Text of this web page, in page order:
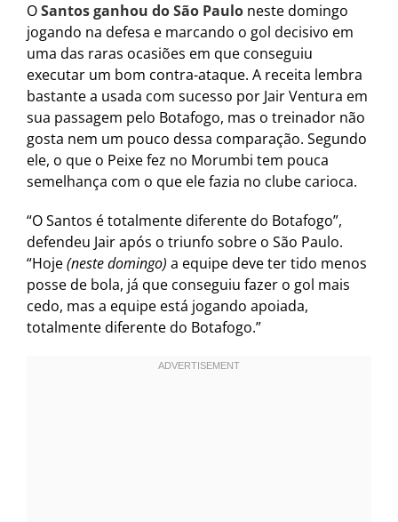
OSantos ganhou do São Paulo neste domingo
jogando na defesa e marcando o gol decisivo em
uma das raras ocasiões em que conseguiu
executar um bom contra-ataque. A receita lembra
bastante a usada com sucesso por Jair Ventura em
sua passagem pelo Botafogo, mas o treinador não
gosta nem um pouco dessa comparação. Segundo
ele, o que o Peixe fez no Morumbi tem pouca
semelhança com o que ele fazia no clube carioca.
“O Santos é totalmente diferente do Botafogo”,
defendeu Jair após o triunfo sobre o São Paulo.
“Hoje(neste domingo) a equipe deve ter tido menos
posse de bola, já que conseguiu fazer o gol mais
cedo, mas a equipe está jogando apoiada,
totalmente diferente do Botafogo.”